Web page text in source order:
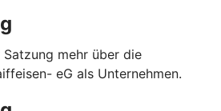
mehr über die
eG als Unternehmen.